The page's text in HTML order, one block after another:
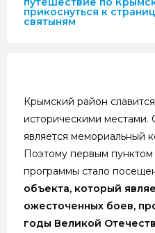
прикоснуться к
святыням
Крымский район
историческими местами.
является мемориальный
Поэтому первым пунктом
программы стало
объекта, который
ожесточенных боев,
годы Великой